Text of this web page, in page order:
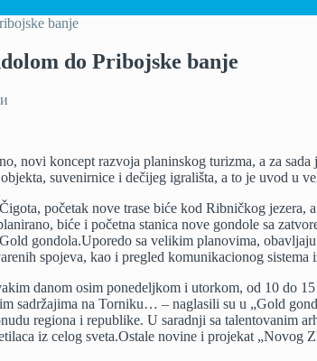
banje
do Pribojske banje
Gondolom
do
banje
novi koncept razvoja planinskog turizma, a za
suvenirnice i dečijeg igrališta, a to je uvod u
početak nove trase biće kod Ribničkog
biće i početna stanica nove gondole sa
gondola.Uporedo sa velikim planovima,
spojeva, kao i pregled komunikacionog sistema
danom osim ponedeljkom i utorkom, od 10 do
sadržajima na Torniku… – naglasili su u „Gold
regiona i republike. U saradnji sa talentovanim
iz celog sveta.Ostale novine i projekat